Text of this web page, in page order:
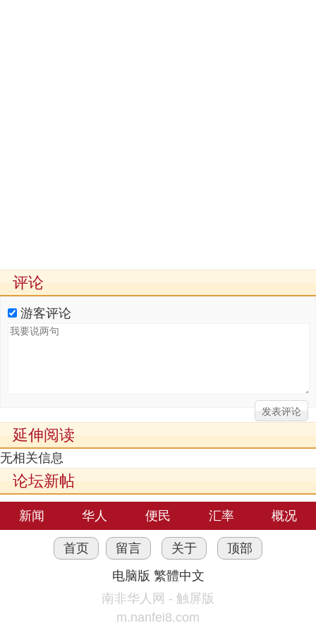
评论
游客评论
延伸阅读
无相关信息
论坛新帖
新闻 华人 便民 汇率 概况
首页 留言 关于
顶部
电脑版 繁體中文
南非华人网 - 触屏版
m.nanfei8.com